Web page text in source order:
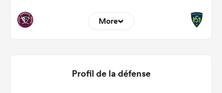
More
22m Conversion
Profil de la défense